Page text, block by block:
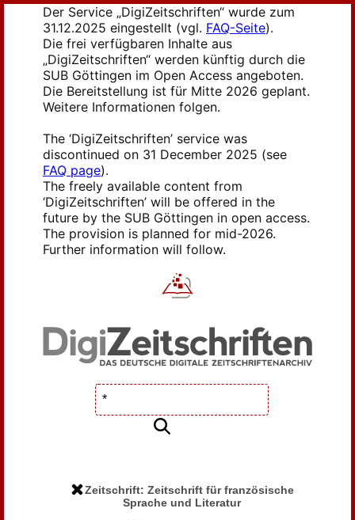
Der Service „DigiZeitschriften“ wurde zum
31.12.2025 eingestellt (vgl. FAQ-Seite).
Die frei verfügbaren Inhalte aus
„DigiZeitschriften“ werden künftig durch die
SUB Göttingen im Open Access angeboten.
Die Bereitstellung ist für Mitte 2026 geplant.
Weitere Informationen folgen.
The ‘DigiZeitschriften’ service was
discontinued on 31 December 2025 (see
FAQ page).
The freely available content from
‘DigiZeitschriften’ will be offered in the
future by the SUB Göttingen in open access.
The provision is planned for mid-2026.
Further information will follow.
Zeitschrift: Zeitschrift für französische
Sprache und Literatur